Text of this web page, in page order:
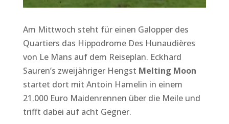
Am Mittwoch steht für einen Galopper des
Quartiers das Hippodrome Des Hunaudières
von Le Mans auf dem Reiseplan. Eckhard
Sauren’s zweijähriger Hengst Melting Moon
startet dort mit Antoin Hamelin in einem
21.000 Euro Maidenrennen über die Meile und
trifft dabei auf acht Gegner.